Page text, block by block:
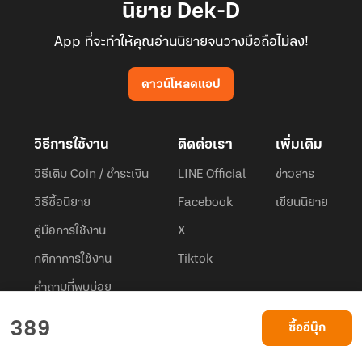
389 ซื้ออีบุ๊ก
นิยาย Dek-D
App ที่จะทำให้คุณอ่านนิยายจนวางมือถือไม่ลง!
ดาวน์โหลดแอป
วิธีการใช้งาน
วิธีเติม Coin / ชำระเงิน
วิธีซื้อนิยาย
คู่มือการใช้งาน
กติกาการใช้งาน
คำถามที่พบบ่อย
ติดต่อเรา
LINE Official
Facebook
X
Tiktok
เพิ่มเติม
ข่าวสาร
เขียนนิยาย
© 2026 Privacy Policy
Dek-D.com ใช้คุกกี้เพื่อพัฒนาประสบการณ์ของ ผู้ใช้ให้ดียิ่งขึ้น
เรียนรู้เพิ่มเติมที่นี่
ยอมรับ